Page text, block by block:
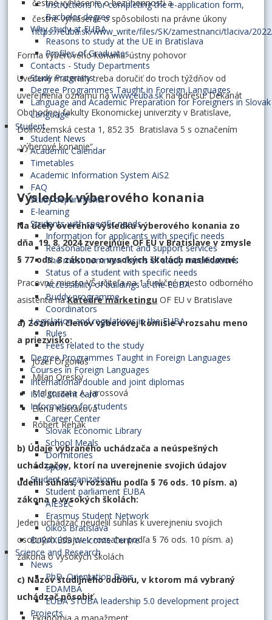
Instructions for completing the e-application form,
Bachelor degree
Why study at EUBA
Reasons to study at the UE in Bratislava
Profiles of Graduates
Contacts - Study Departments
Study Programs
Degree Programmes Taught in Foreign Languages
Language and Academic Preparation for Foreigners in Slovak
Language
Student
Student News
Academic Calendar
Timetables
Academic Information System AiS2
FAQ
Study departments
E-learning
Students with specific needs
Information for applicants with specific needs
Reasonable treatment and support services
The most common forms of study modifications
Status of a student with specific needs
Accessibility of buildings at the EUBA
Buddy programme
Coordinators
Legislation and regulations in the EUBA
Rules
Fees related to the study
Degree Programmes Taught in Foreign Languages
Courses in Foreign Languages
International double and joint diplomas
ISIC student card
Information for students
Career Center
Slovak Economic Library
School Meals
Dormitories
Sport
Student organizations
Student parliament EUBA
AIESEC
Erasmus Student Network
oikos Bratislava
EURAXESS Welcome Centre
Science and Research
News
PhD. Orientation Days
EDAMBA
EUBA STUBA leadership 5.0 development project
Projects
čestné vyhlásenie o bezúhonnosti a
čestné vyhlásenie o spôsobilosti na právne úkony
https://euba.sk/www_write/files/SK/zamestnanci/tlaciva/
Forma výberového konania: ústny pohovor
Uvedené materiály treba doručiť do troch týždňov od
uverejnenia oznamu nawww.euba.skna adresu: Dekanát
Obchodnej fakulty Ekonomickej univerzity v Bratislave,
Dolnozemská cesta 1, 852 35 Bratislava 5 s označením
„výberové konanie“.
Výsledok výberového konania
Na účely overenia výsledku výberového konania zo
dňa 19. 8. 2024 zverejňuje OF EU v Bratislave v zmysle
§ 77 ods. 8 zákona o vysokých školách nasledovné:
Pracovné miesto VŠ učiteľa na 1 funkčné miesto odborného
asistenta naKatedre marketingu OF EU v Bratislave
a) Zoznam členov výberovej komisie v rozsahu meno
a priezvisko:
Jozef Orgonáš
Milan Oreský
Malgorzata A. Jarossová
Elena Kašťáková
Róbert Rehák
b) Údaje vybraného uchádzača a neúspešných
uchádzačov, ktorí na uverejnenie svojich údajov
udelili súhlas, v rozsahu podľa § 76 ods. 10 písm. a)
zákona o vysokých školách:
Jeden uchádzač neudelil súhlas k uverejneniu svojich
osobných údajov v rozsahu podľa § 76 ods. 10 písm. a)
zákona o vysokých školách
c) Názov študijného odboru, v ktorom má vybraný
uchádzač pôsobiť